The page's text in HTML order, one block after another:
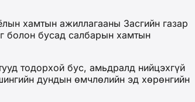
хамтын ажиллагааны Засгийн газар
болон бусад салбарын хамтын
тодорхой бус, амьдралд нийцэхгүй
дундын өмчлөлийн эд хөрөнгийн